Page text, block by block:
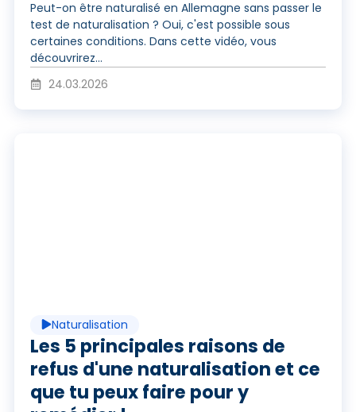
l
a
d
é
Peut-on être naturalisé en Allemagne sans passer le
test de naturalisation ? Oui, c'est possible sous
certaines conditions. Dans cette vidéo, vous
découvrirez...
24.03.2026
e
Naturalisation
Les 5 principales raisons de
refus d'une naturalisation et ce
que tu peux faire pour y